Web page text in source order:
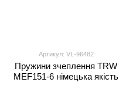
Артикул: VL-96482
Пружини зчеплення TRW
MEF151-6 німецька якість